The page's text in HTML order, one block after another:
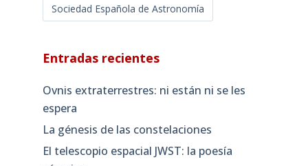
Sociedad Española de Astronomía
Entradas recientes
Ovnis extraterrestres: ni están ni se les
espera
La génesis de las constelaciones
El telescopio espacial JWST: la poesía